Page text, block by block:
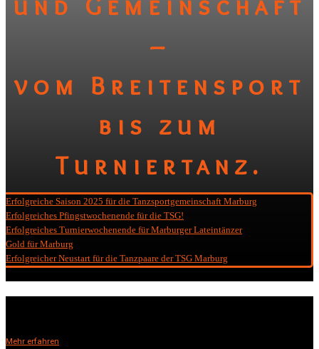
–
vom Breitensport
bis zum
Turniertanz.
Erfolgreiche Saison 2025 für die Tanzsportgemeinschaft Marburg
Erfolgreiches Pfingstwochenende für die TSG!
Erfolgreiches Turnierwochenende für Marburger Lateintänzer
Gold für Marburg
Erfolgreicher Neustart für die Tanzpaare der TSG Marburg
Mehr erfahren